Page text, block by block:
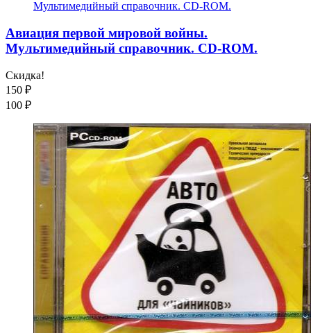
Авиация первой мировой войны.
Мультимедийный справочник. CD-ROM.
Скидка!
150 ₽
100 ₽